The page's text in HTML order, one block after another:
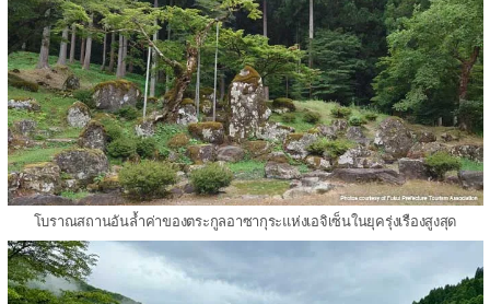
โบราณสถานอันล้ำค่าของตระกูลอาซากุระแห่งเอจิเซ็นในยุครุ่งเรืองสูงสุด